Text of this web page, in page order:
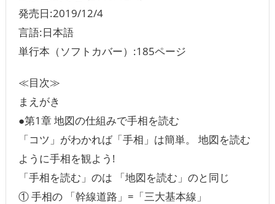
発売日:2019/12/4
言語‏:日本語
単行本（ソフトカバー）:185ページ
≪目次≫
まえがき
●第1章 地図の仕組みで手相を読む
「コツ」がわかれば「手相」は簡単。 地図を読む
ように手相を観よう!
「手相を読む」のは 「地図を読む」のと同じ
① 手相の 「幹線道路」=「三大基本線」